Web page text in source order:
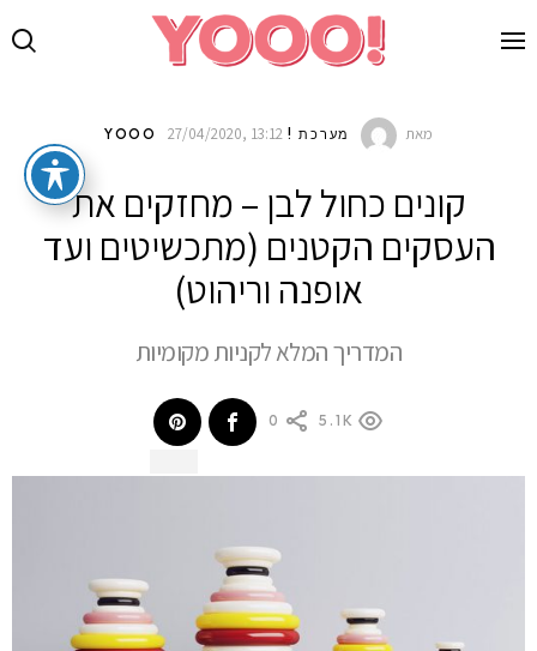
מאת מערכת !YOOO 27/04/2020, 13:12
קונים כחול לבן – מחזקים את
העסקים הקטנים (מתכשיטים ועד
אופנה וריהוט)
המדריך המלא לקניות מקומיות
5.1K
0